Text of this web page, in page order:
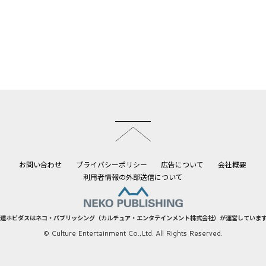
お問い合わせ プライバシーポリシー 広告について
会社概要
利用者情報の外部送信について
ホビダスはネコ・パブリッシング（カルチュア・エンタテインメント株式会社）が運営していま
© Culture Entertainment Co.,Ltd. All Rights Reserved.